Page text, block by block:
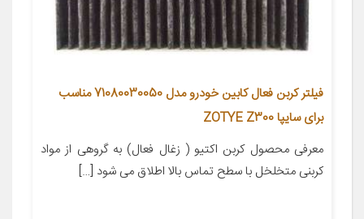
فیلتر کربن فعال کابین خودرو مدل 71080030050 مناسب
برای سایپا ZOTYE Z300
معرفی محصول کربن اکتیو ( زغال فعال) به گروهی از مواد
کربنی متخلخل با سطح تماس بالا اطلاق می شود […]